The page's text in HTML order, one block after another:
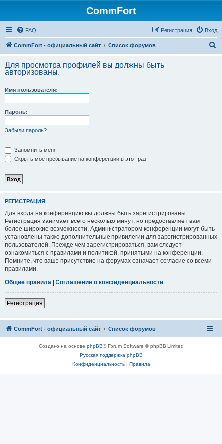
CommFort
FAQ Вход
Регистрация
CommFort - официальный сайт Список форумов
с
Для просмотра профилей вы должны быть
авторизованы.
Имя пользователя:
Пароль:
Забыли пароль?
Запомнить меня
Скрыть моё пребывание на конференции в этот раз
РЕГИСТРАЦИЯ
Для входа на конференцию вы должны быть зарегистрированы.
Регистрация занимает всего несколько минут, но предоставляет вам
более широкие возможности. Администратором конференции могут быть
установлены также дополнительные привилегии для зарегистрированных
пользователей. Прежде чем зарегистрироваться, вам следует
ознакомиться с правилами и политикой, принятыми на конференции.
Помните, что ваше присутствие на форумах означает согласие со всеми
правилами.
Общие правила | Соглашение о конфиденциальности
Регистрация
CommFort - официальный сайт Список форумов
Создано на основе phpBB® Forum Software © phpBB Limited
Русская поддержка phpBB
Конфиденциальность| Правила